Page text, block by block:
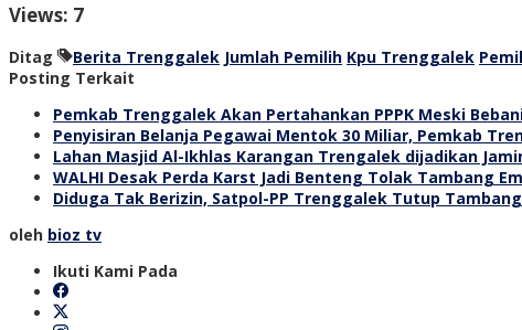
Views: 7
Ditag Berita Trenggalek Jumlah Pemilih Kpu Trenggalek
Posting Terkait
Pemkab Trenggalek Akan Pertahankan PPPK Meski
Penyisiran Belanja Pegawai Mentok 30 Miliar, Pemkab
Lahan Masjid Al-Ikhlas Karangan Trengalek dijadikan
WALHI Desak Perda Karst Jadi Benteng Tolak Tambang
Diduga Tak Berizin, Satpol-PP Trenggalek Tutup
oleh bioz tv
Ikuti Kami Pada